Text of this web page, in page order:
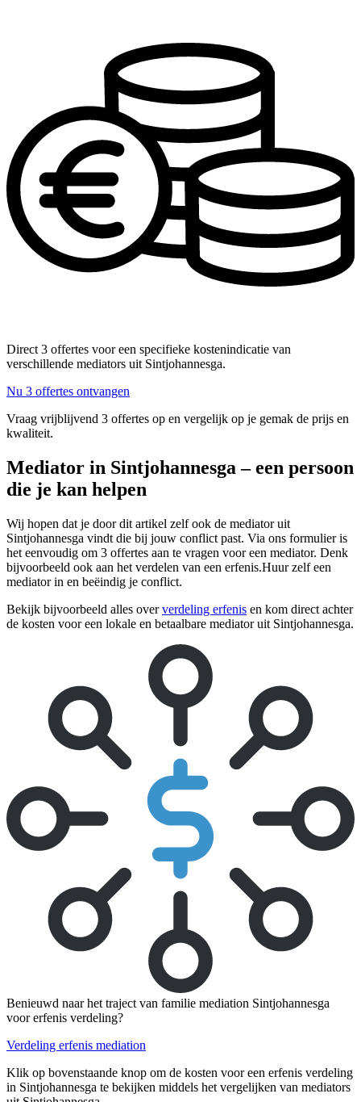
Direct 3 offertes voor een specifieke kostenindicatie van
verschillende mediators uit Sintjohannesga.
Nu 3 offertes ontvangen
Vraag vrijblijvend 3 offertes op en vergelijk op je gemak de prijs en
kwaliteit.
Mediator in Sintjohannesga – een persoon
die je kan helpen
Wij hopen dat je door dit artikel zelf ook de mediator uit
Sintjohannesga vindt die bij jouw conflict past. Via ons formulier is
het eenvoudig om 3 offertes aan te vragen voor een mediator. Denk
bijvoorbeeld ook aan het verdelen van een erfenis.Huur zelf een
mediator in en beëindig je conflict.
Bekijk bijvoorbeeld alles oververdeling erfenis en kom direct achter
de kosten voor een lokale en betaalbare mediator uit Sintjohannesga.
Benieuwd naar het traject van familie mediation Sintjohannesga
voor erfenis verdeling?
Verdeling erfenis mediation
Klik op bovenstaande knop om de kosten voor een erfenis verdeling
in Sintjohannesga te bekijken middels het vergelijken van mediators